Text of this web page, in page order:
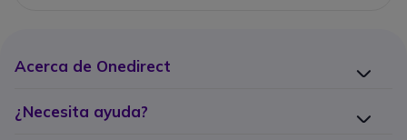
Acerca de Onedirect
¿Necesita ayuda?